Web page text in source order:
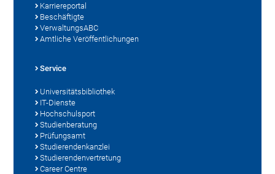
Karriereportal
Beschäftigte
VerwaltungsABC
Amtliche Veröffentlichungen
Service
Universitätsbibliothek
IT-Dienste
Hochschulsport
Studienberatung
Prüfungsamt
Studierendenkanzlei
Studierendenvertretung
Career Centre